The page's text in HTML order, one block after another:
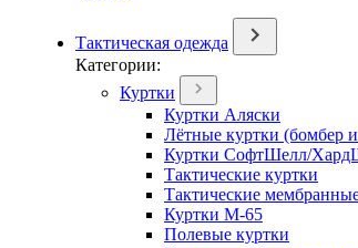
Тактическая одежда
Категории:
Куртки
Куртки Аляски
Лётные куртки (бомбер
Куртки СофтШелл/
Тактические куртки
Тактические
Куртки М-65
Полевые куртки